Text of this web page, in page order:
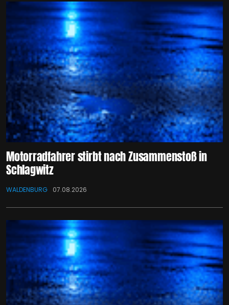
Motorradfahrer stirbt nach Zusammenstoß in
Schlagwitz
WALDENBURG 07.08.2026